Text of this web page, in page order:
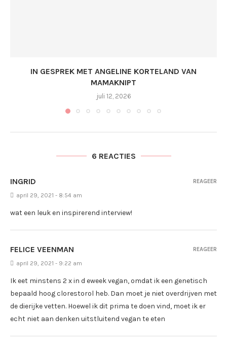
IN GESPREK MET ANGELINE KORTELAND VAN
MAMAKNIPT
juli 12, 2026
6 REACTIES
INGRID
april 29, 2021 - 8:54 am
wat een leuk en inspirerend interview!
REAGEER
FELICE VEENMAN
april 29, 2021 - 9:22 am
Ik eet minstens 2 x in d eweek vegan, omdat ik een genetisch
bepaald hoog clorestorol heb. Dan moet je niet overdrijven met
de dierijke vetten. Hoewel ik dit prima te doen vind, moet ik er
echt niet aan denken uitstluitend vegan te eten
REAGEER